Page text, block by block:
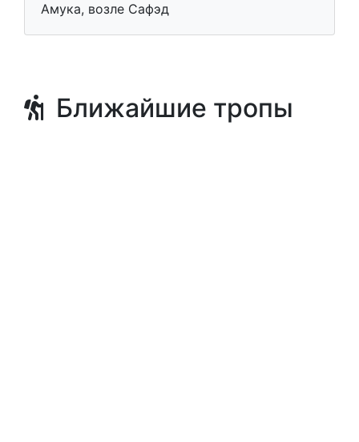
Амука, возле Сафэд
Ближайшие тропы